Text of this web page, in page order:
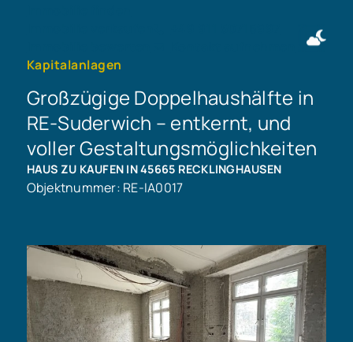
Kapitalanlagen
Großzügige Doppelhaushälfte in
RE-Suderwich – entkernt, und
voller Gestaltungsmöglichkeiten
HAUS ZU KAUFEN IN 45665 RECKLINGHAUSEN
Objektnummer: RE-IA0017